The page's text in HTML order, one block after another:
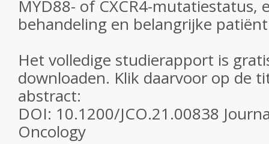
MYD88- of CXCR4-mutatiestatus,
behandeling en belangrijke
Het volledige studierapport is
downloaden. Klik daarvoor op de
abstract:
DOI: 10.1200/JCO.21.00838
Oncology